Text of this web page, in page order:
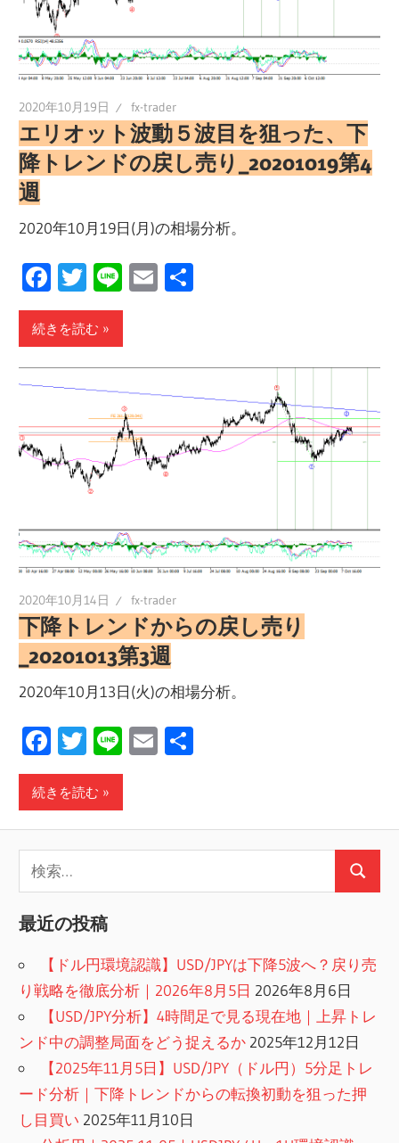
2020年10月19日 fx-trader
エリオット波動５波目を狙った、下
降トレンドの戻し売り_20201019第4
週
2020年10月19日(月)の相場分析。
Facebook
Twitter
LineEmail
続きを読む
2020年10月14日 fx-trader
下降トレンドからの戻し売り
_20201013第3週
2020年10月13日(火)の相場分析。
Facebook
Twitter
LineEmail
続きを読む
索:
検
最近の投稿
【ドル円環境認識】USD/JPYは下降5波へ？戻り売
り戦略を徹底分析｜2026年8月5日 2026年8月6日
【USD/JPY分析】4時間足で見る現在地｜上昇トレ
ンド中の調整局面をどう捉えるか 2025年12月12日
【2025年11月5日】USD/JPY（ドル円）5分足トレ
ード分析｜下降トレンドからの転換初動を狙った押
し目買い 2025年11月10日